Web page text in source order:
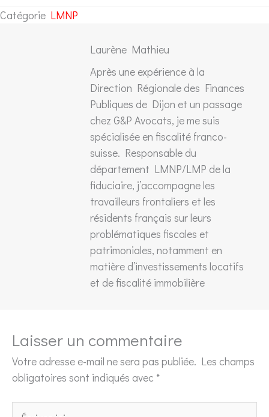
Catégorie LMNP
Laurène Mathieu
Après une expérience à la
Direction Régionale des Finances
Publiques de Dijon et un passage
chez G&P Avocats, je me suis
spécialisée en fiscalité franco-
suisse. Responsable du
département LMNP/LMP de la
fiduciaire, j’accompagne les
travailleurs frontaliers et les
résidents français sur leurs
problématiques fiscales et
patrimoniales, notamment en
matière d’investissements locatifs
et de fiscalité immobilière
Laisser un commentaire
Votre adresse e-mail ne sera pas publiée. Les champs
obligatoires sont indiqués avec *
Écrivez